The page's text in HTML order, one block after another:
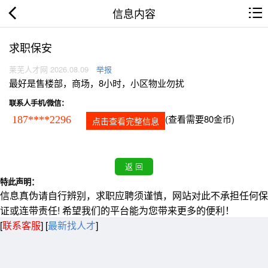
信息内容
求职保安
莱芜人才网 2026.08.09 举报
最好是售楼部，商场，8小时，小区物业勿扰
联系人手机/微信：
187****2296 点击查看完整信息 (查看需要80金币)
特此声明：
信息真伪请自行辨别，求职应聘须谨慎，网站对此不承担任何保
证或连带责任! 希望我们的平台能为您带来更多的便利！
[联系客服] [最新找人才]